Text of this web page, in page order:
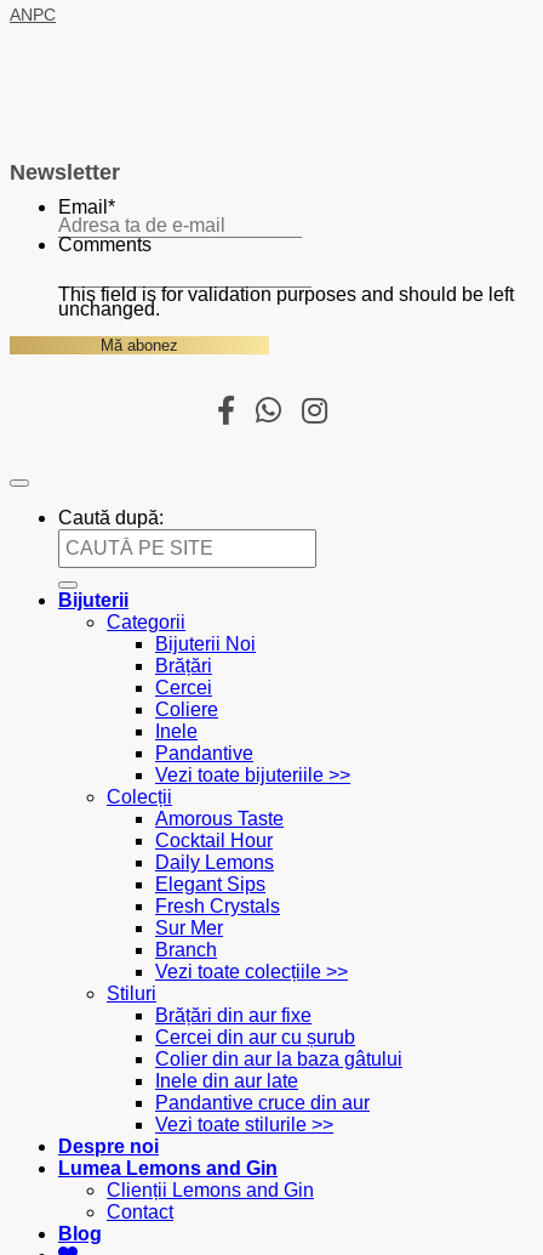
ANPC
Newsletter
Email *
Comments
This field is for validation purposes and should be left
unchanged.
Caută după:
Bijuterii
Categorii
Bijuterii Noi
Brățări
Cercei
Coliere
Inele
Pandantive
Vezi toate bijuteriile >>
Colecții
Amorous Taste
Cocktail Hour
Daily Lemons
Elegant Sips
Fresh Crystals
Sur Mer
Branch
Vezi toate colecțiile >>
Stiluri
Brățări din aur fixe
Cercei din aur cu șurub
Colier din aur la baza gâtului
Inele din aur late
Pandantive cruce din aur
Vezi toate stilurile >>
Despre noi
Lumea Lemons and Gin
Clienții Lemons and Gin
Contact
Blog